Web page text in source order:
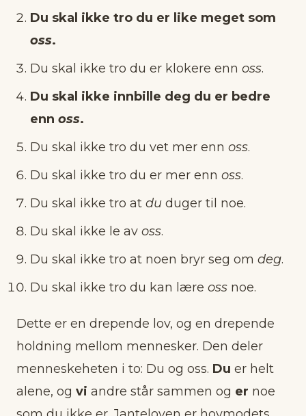
Du skal ikke tro du er like meget som
oss.
Du skal ikke tro du er klokere enn oss.
Du skal ikke innbille deg du er bedre
enn oss.
Du skal ikke tro du vet mer enn oss.
Du skal ikke tro du er mer enn oss.
Du skal ikke tro at du duger til noe.
Du skal ikke le av oss.
Du skal ikke tro at noen bryr seg om deg.
Du skal ikke tro du kan lære oss noe.
Dette er en drepende lov, og en drepende
holdning mellom mennesker. Den deler
menneskeheten i to: Du og oss. Du er helt
alene, og vi andre står sammen og er noe